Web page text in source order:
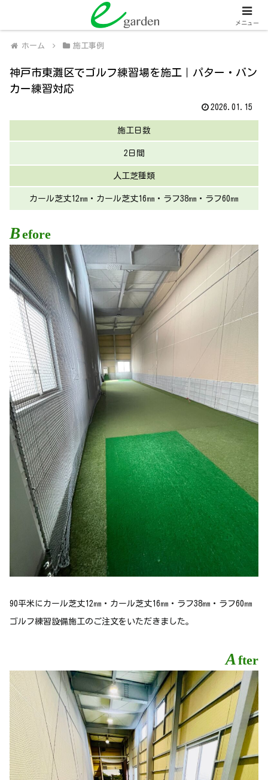
人工芝販売・施工、外壁塗装・施工
ホーム 施工事例
神戸市東灘区でゴルフ練習場を施工｜パター・バン
カー練習対応
2026.01.15
施工日数
2日間
人工芝種類
カール芝丈12㎜・カール芝丈16㎜・ラフ38㎜・ラフ60㎜
Before
90平米にカール芝丈12㎜・カール芝丈16㎜・ラフ38㎜・ラフ60㎜
ゴルフ練習設備施工のご注文をいただきました。
A fter
メニュー